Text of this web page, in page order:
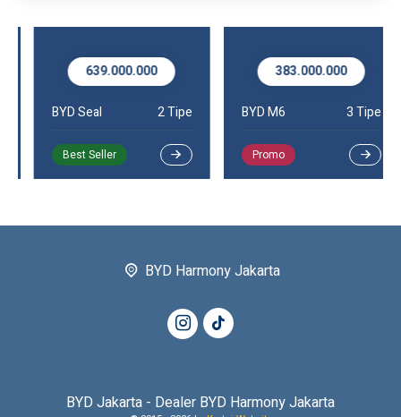
639.000.000
BYD Seal 2 Tipe
Best Seller
383.000.000
BYD M6 3 Tipe
Promo
BYD Harmony Jakarta
BYD Jakarta - Dealer BYD Harmony Jakarta